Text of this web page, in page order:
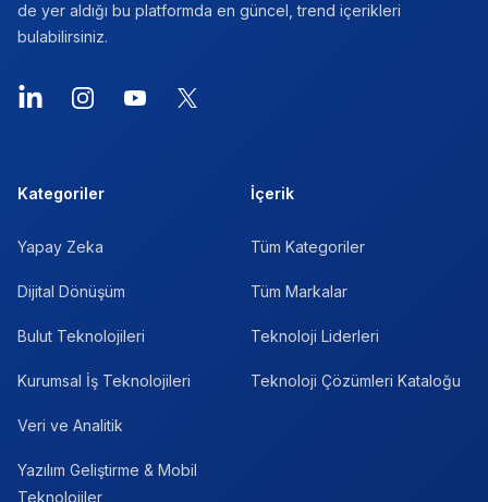
de yer aldığı bu platformda en güncel, trend içerikleri
bulabilirsiniz.
LinkedInInstagramYouTube
X
Kategoriler
Yapay Zeka
Dijital Dönüşüm
Bulut Teknolojileri
Kurumsal İş Teknolojileri
Veri ve Analitik
Yazılım Geliştirme & Mobil
Teknolojiler
İçerik
Tüm Kategoriler
Tüm Markalar
Teknoloji Liderleri
Teknoloji Çözümleri Kataloğu